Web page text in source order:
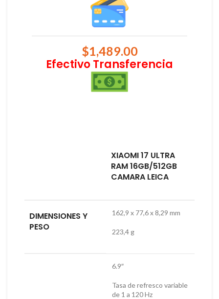
$1,489.00
Efectivo Transferencia
XIAOMI 17 ULTRA
RAM 16GB/512GB
CAMARA LEICA
DIMENSIONES Y
PESO
162,9 x 77,6 x 8,29 mm
223,4 g
6.9″
Tasa de refresco variable
de 1 a 120 Hz